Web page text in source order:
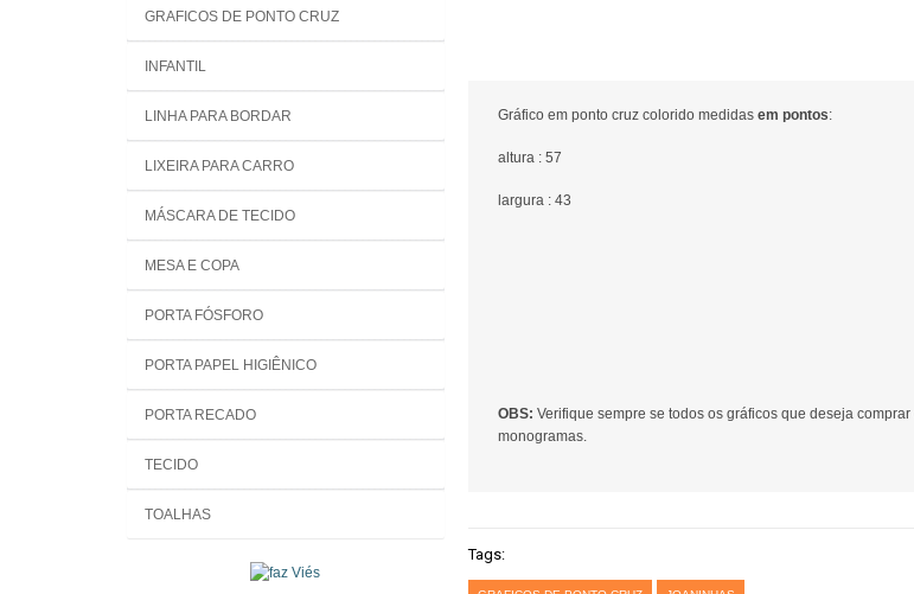
GRAFICOS DE PONTO CRUZ
INFANTIL
LINHA PARA BORDAR
LIXEIRA PARA CARRO
MÁSCARA DE TECIDO
MESA E COPA
PORTA FÓSFORO
PORTA PAPEL HIGIÊNICO
PORTA RECADO
TECIDO
TOALHAS
Gráfico em ponto cruz colorido medidas em pontos:
altura : 57
largura : 43
OBS: Verifique sempre se todos os gráficos que deseja
monogramas.
Tags: